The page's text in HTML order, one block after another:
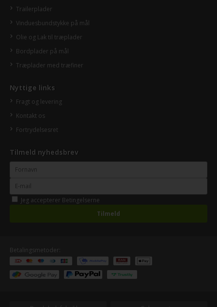
Trailerplader
Vinduesbundstykke på mål
Olie og Lak til træplader
Bordplader på mål
Træplader med træfiner
Nyttige links
Fragt og levering
Kontakt os
Fortrydelsesret
Tilmeld nyhedsbrev
Jeg accepterer Betingelserne
Betalingsmetoder: